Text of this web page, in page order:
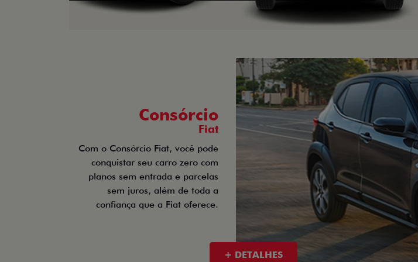
Consórcio
Fiat
Com o Consórcio Fiat, você pode
conquistar seu carro zero com
planos sem entrada e parcelas
sem juros, além de toda a
confiança que a Fiat oferece.
+ DETALHES